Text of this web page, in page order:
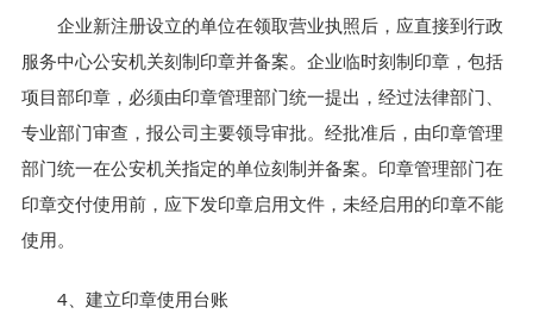
企业新注册设立的单位在领取营业执照后，应直接到行政
服务中心公安机关刻制印章并备案。企业临时刻制印章，包括
项目部印章，必须由印章管理部门统一提出，经过法律部门、
专业部门审查，报公司主要领导审批。经批准后，由印章管理
部门统一在公安机关指定的单位刻制并备案。印章管理部门在
印章交付使用前，应下发印章启用文件，未经启用的印章不能
使用。
4、建立印章使用台账